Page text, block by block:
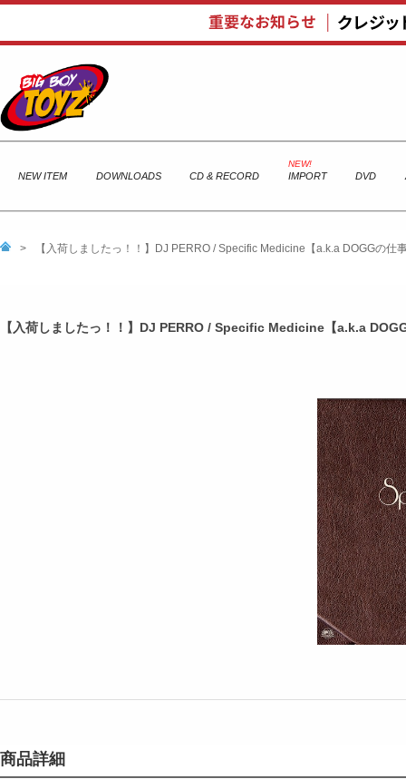
NEW ITEM DOWNLOADS CD & RECORD IMPORT DVD
> 【入荷しましたっ！！】DJ PERRO / Specific Medicine【a.k.a DOGGの仕
【入荷しましたっ！！】DJ PERRO / Specific Medicine【a.k.a
商品詳細